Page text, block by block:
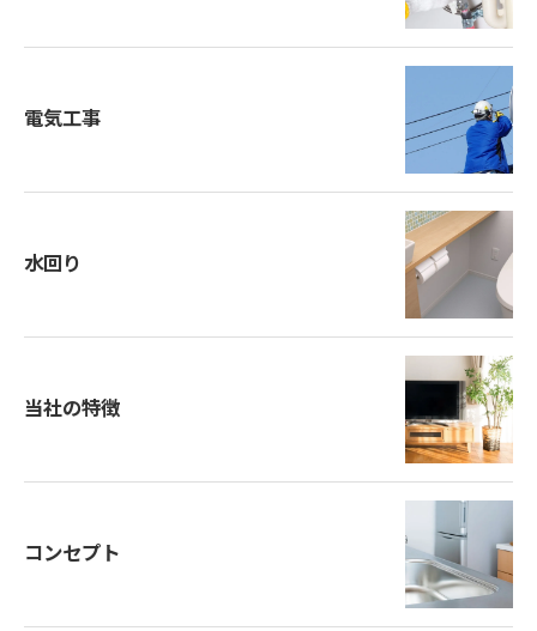
電気工事
水回り
当社の特徴
コンセプト